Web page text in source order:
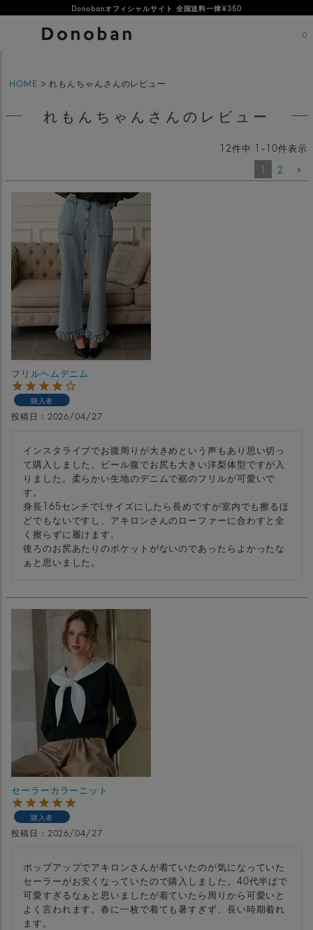
Donobanオフィシャルサイト 全国送料一律¥350
オフィシャルサイト新規会員登録特典 500ポイントプレゼント
0
HOME れもんちゃんさんのレビュー
れもんちゃんさんのレビュー
12件中 1 -10件表示
1
2
フリルヘムデニム
購入者
投稿日 2026/04/27
インスタライブでお腹周りが大きめという声もあり思い切っ
て購入しました。ビール腹でお尻も大きい洋梨体型ですが入
りました。柔らかい生地のデニムで裾のフリルが可愛いで
す。
身長165センチでLサイズにしたら長めですが室内でも擦るほ
どでもないですし、アキロンさんのローファーに合わすと全
く擦らずに履けます。
後ろのお尻あたりのポケットがないのであったらよかったな
ぁと思いました。
セーラーカラーニット
購入者
投稿日 2026/04/27
ポップアップでアキロンさんが着ていたのが気になっていた
セーラーがお安くなっていたので購入しました。40代半ばで
可愛すぎるなぁと思いましたが着ていたら周りから可愛いと
よく言われます。春に一枚で着ても暑すぎず、長い時期着れ
ます。